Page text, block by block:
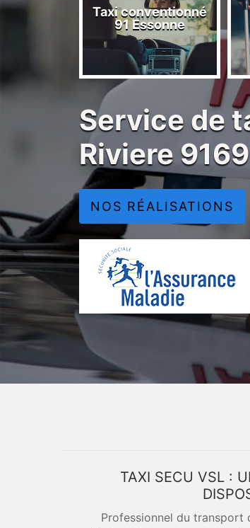
Taxi conventionné
91 Essonne
Service de
Riviere
NOS RÉALISATIONS
TAXI SECU VSL :
Professionnel du transport